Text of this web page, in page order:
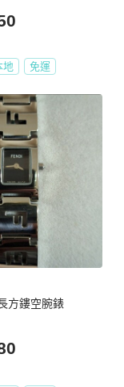
地 免運
方鏤空腕錶